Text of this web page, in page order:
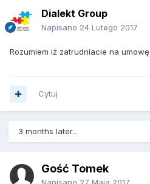
Dialekt Group
Napisano 24 Lutego 2017
Rozumiem iż zatrudniacie na
Cytuj
3 months later...
Gość Tomek